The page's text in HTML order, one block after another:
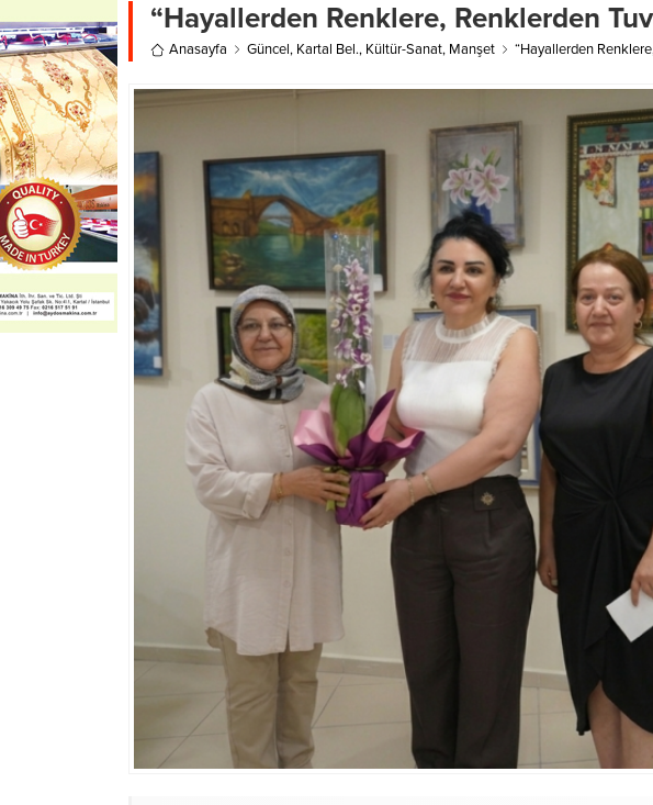
“Hayallerden Renklere, Renklerden
Anasayfa Güncel, Kartal Bel., Kültür-Sanat, Manşet “Hayallerden